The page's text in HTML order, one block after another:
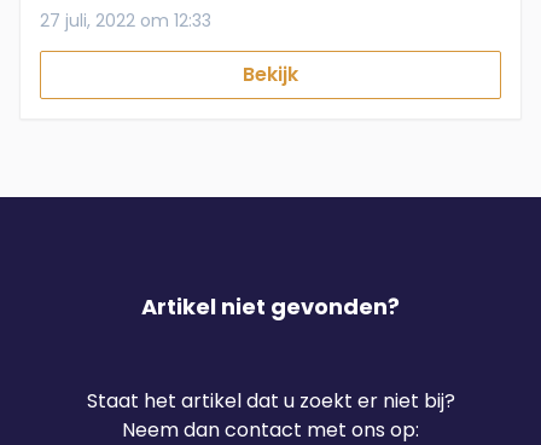
27 juli, 2022 om 12:33
Bekijk
Artikel niet gevonden?
Staat het artikel dat u zoekt er niet bij?
Neem dan contact met ons op: